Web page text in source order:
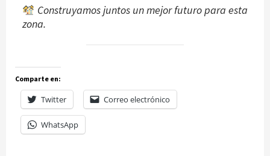
Construyamos juntos un mejor futuro para esta
zona.
Comparte en:
Twitter Correo electrónico
WhatsApp